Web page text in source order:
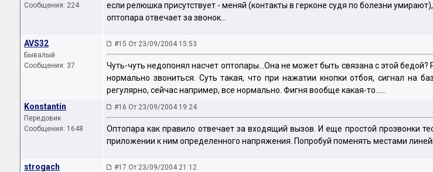
Сообщения: 224
если релюшка присутствует - меняй (контакты в герконе судя по болезни умирают),
оптопара отвечает за звонок...
AVS32
Бывалый
Сообщения: 37
#15 От 23/09/2004 15:53
Чуть-чуть недопонял насчет оптопары...Она не может быть связана с этой
нормально звониться. Суть такая, что при нажатии кнопки отбоя, сигнал на
регулярно, сейчас например, все нормально. Фигня вообще какая-то......
Konstantin
Передовик
Сообщения: 1648
#16 От 23/09/2004 19:24
Оптопара как правило отвечает за входящий вызов. И еще простой прозвонки
приложении к ним определенного напряжения. Попробуй поменять местами
strogach #17 От 23/09/2004 21:12